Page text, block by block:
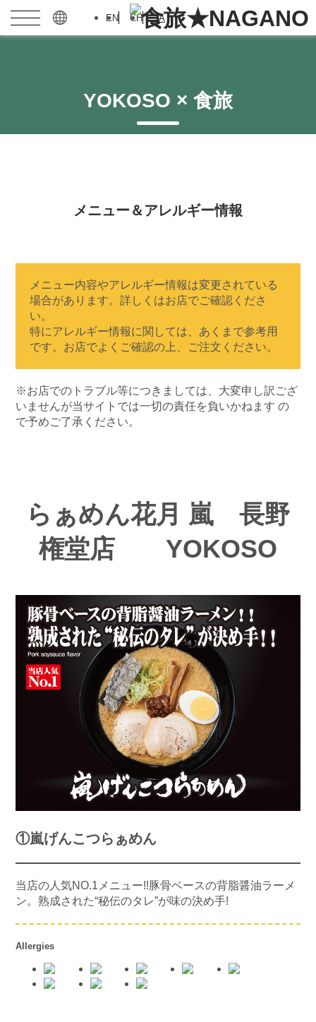
EN CH JA
YOKOSO × 食旅
メニュー＆アレルギー情報
メニュー内容やアレルギー情報は変更されている
場合があります。詳しくはお店でご確認くださ
い。
特にアレルギー情報に関しては、あくまで参考用
です。お店でよくご確認の上、ご注文ください。
※お店でのトラブル等につきましては、大変申し訳ござ
いませんが当サイトでは一切の責任を負いかねます の
で予めご了承ください。
らぁめん花月 嵐 長野
権堂店 YOKOSO
①嵐げんこつらぁめん
当店の人気NO.1メニュー!!豚骨ベースの背脂醤油ラーメ
ン。熟成された“秘伝のタレ”が味の決め手!
Allergies